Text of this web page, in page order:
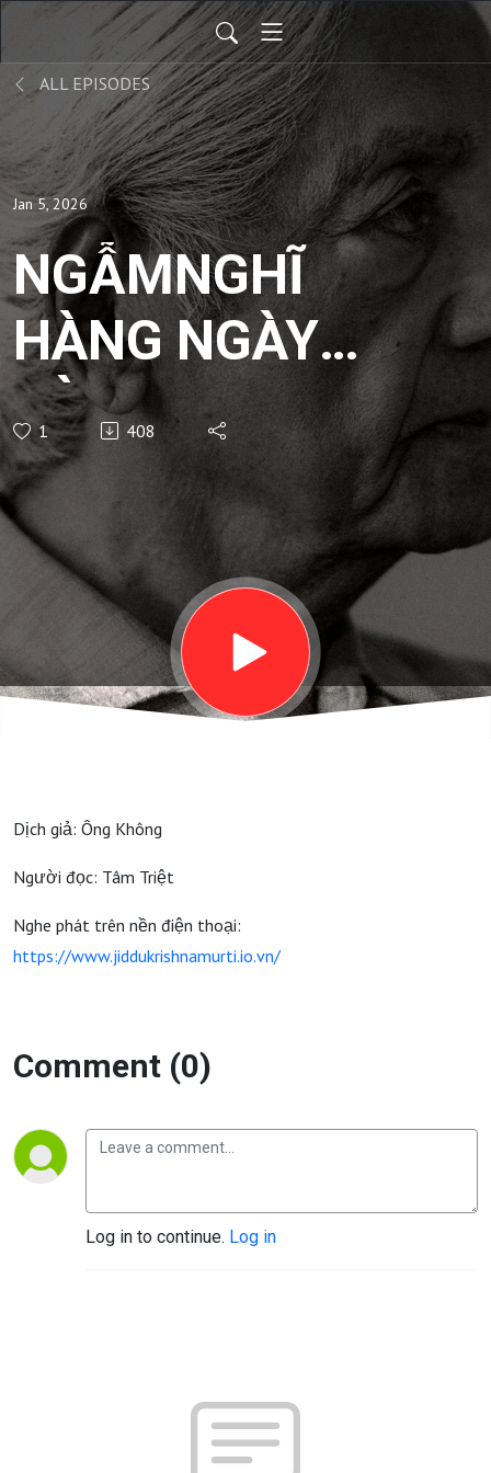
ALL EPISODES
Jan 5, 2026
NGẪMNGHĨ
HÀNG NGÀY
CÙNG
KRISHNAMURTI
- THÁNG NĂM
1 408
Dịch giả: Ông Không
Người đọc: Tâm Triệt
Nghe phát trên nền điện thoại:
https://www.jiddukrishnamurti.io.vn/
Comment (0)
Log in to continue. Log in